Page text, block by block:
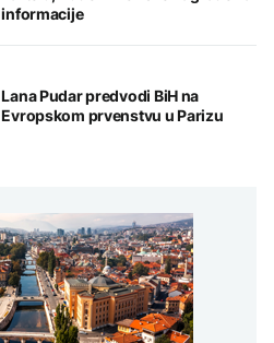
informacije
Lana Pudar predvodi BiH na
Evropskom prvenstvu u Parizu